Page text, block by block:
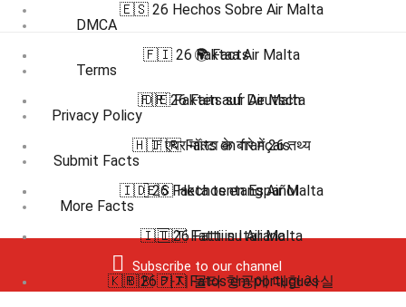
DMCA
Terms
Privacy Policy
Submit Facts
More Facts
Subscribe to our channel
🇪🇸 26 Hechos Sobre Air Malta
🇫🇮 26 Faktaa Air Malta
🇫🇷 26 Faits sur Air Malta
🇭🇮 एयर मॉल्टा के बारे में 26 तथ्य
🇮🇩 26 Fakta tentang Air Malta
🇮🇹 26 Fatti su Air Malta
🇰🇷 26 가지 몰타 항공에 대한 사실
🌍 Facts
🇩🇪 Fakten auf Deutsch
🇫🇷 Faits en français
🇪🇸 Hechos en Español
🇮🇹 Fatti in Italiano
🇧🇷 🇵🇹 Fatos em português